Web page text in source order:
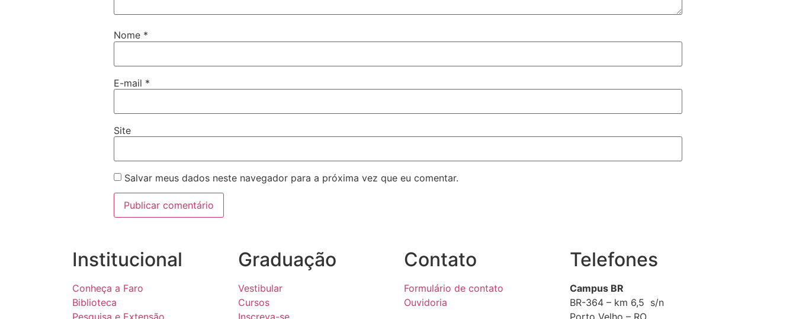
Nome *
E-mail *
Site
Salvar meus dados neste navegador para a próxima vez que eu comentar.
Institucional
Conheça a Faro
Biblioteca
Pesquisa e Extensão
Graduação
Vestibular
Cursos
Inscreva-se
Contato
Formulário de contato
Ouvidoria
Telefones
Campus BR
BR-364 – km 6,5 s/n
Porto Velho – RO